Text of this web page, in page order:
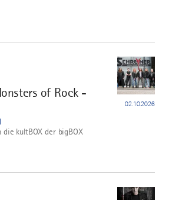
of Rock -
02.10.2026
die kultBOX der bigBOX